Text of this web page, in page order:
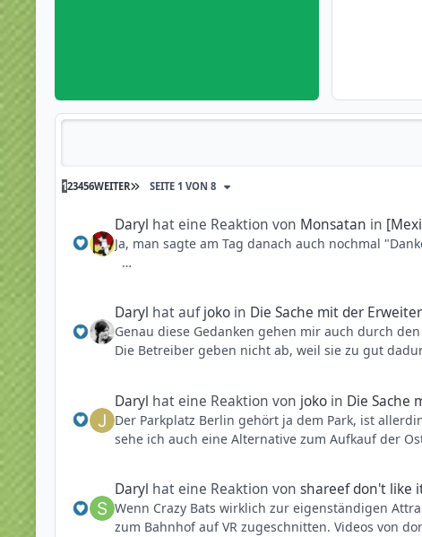
123456WEITER SEITE 1 VON 8
Daryl hat eine Reaktion von Monsatan in
Ja, man sagte am Tag danach auch nochmal
Quelle: https://www.mjackson.net/forum/michael-
jackson-trill-ride
Daryl hat aufjoko in Die Sache mit der
Genau diese Gedanken gehen mir auch durch
Die Betreiber geben nicht ab, weil sie zu gut
Dies wird durch ein Parkhaus recht einfach sein.
Wenn man dafür gesorgt hat werden sie nach
Projekten.
Wenn man will ist alles möglich, ich habe eher
Daryl hat eine Reaktion von joko in Die Sache
Der Parkplatz Berlin gehört ja dem Park, ist
sehe ich auch eine Alternative zum Aufkauf der
Daryl hat eine Reaktion vonshareef don't like
Wenn Crazy Bats wirklich zur eigenständigen
zum Bahnhof auf VR zugeschnitten. Videos von